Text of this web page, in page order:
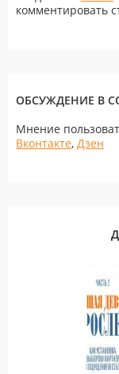
комментировать
ОБСУЖДЕНИЕ В
Мнение
Вконтакте, Дзен